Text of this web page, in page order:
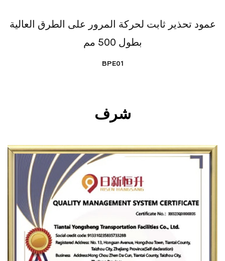
عمود تحذير ثابت لحركة المرور على الطرق العالية
بطول 500 مم
BPE01
شرف